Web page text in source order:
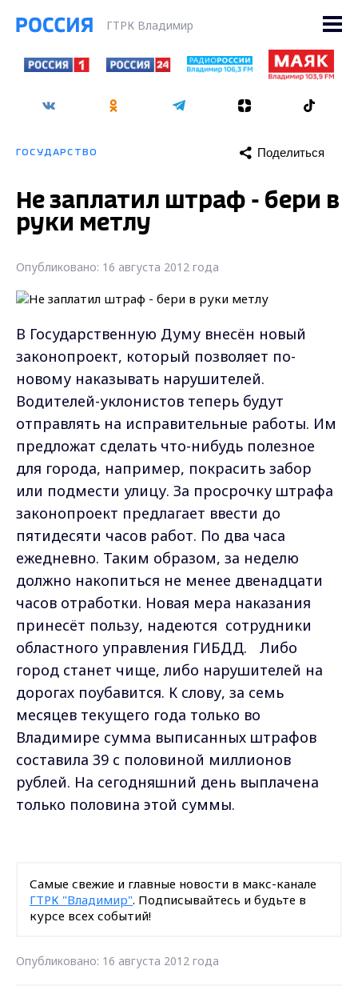
ГТРК Владимир
ГОСУДАРСТВО Поделиться
Не заплатил штраф - бери в
руки метлу
Опубликовано: 16 августа 2012 года
В Государственную Думу внесён новый
законопроект, который позволяет по-
новому наказывать нарушителей.
Водителей-уклонистов теперь будут
отправлять на исправительные работы. Им
предложат сделать что-нибудь полезное
для города, например, покрасить забор
или подмести улицу. За просрочку штрафа
законопроект предлагает ввести до
пятидесяти часов работ. По два часа
ежедневно. Таким образом, за неделю
должно накопиться не менее двенадцати
часов отработки. Новая мера наказания
принесёт пользу, надеются сотрудники
областного управления ГИБДД. Либо
город станет чище, либо нарушителей на
дорогах поубавится. К слову, за семь
месяцев текущего года только во
Владимире сумма выписанных штрафов
составила 39 с половиной миллионов
рублей. На сегодняшний день выплачена
только половина этой суммы.
Самые свежие и главные новости в макс-канале
ГТРК "Владимир". Подписывайтесь и будьте в
курсе всех событий!
Опубликовано: 16 августа 2012 года